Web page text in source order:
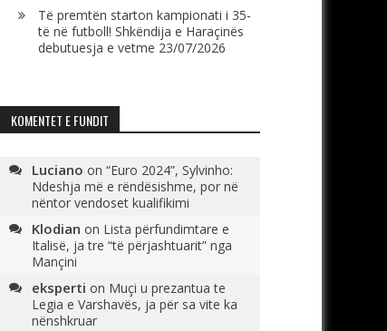
Të premtën starton kampionati i 35-
të në futboll! Shkëndija e Haraçinës
debutuesja e vetme 23/07/2026
KOMENTET E FUNDIT
Luciano on “Euro 2024”, Sylvinho:
Ndeshja më e rëndësishme, por në
nëntor vendoset kualifikimi
Klodian on Lista përfundimtare e
Italisë, ja tre “të përjashtuarit” nga
Mançini
eksperti on Muçi u prezantua te
Legia e Varshavës, ja për sa vite ka
nënshkruar